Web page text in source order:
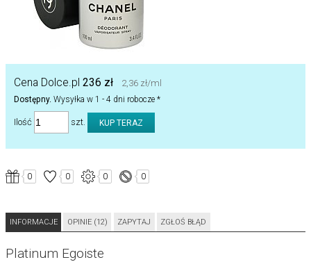
Cena Dolce.pl 236 zł 2,36 zł/ml
Dostępny. Wysyłka w 1 - 4 dni robocze *
Ilość szt.
0 0 0 0
INFORMACJE OPINIE (12) ZAPYTAJ ZGŁOŚ BŁĄD
Platinum Egoiste